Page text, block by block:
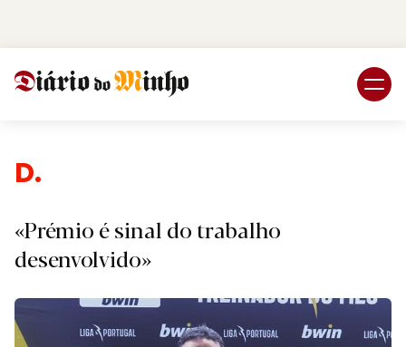
Despo
«Prémio é sinal do trabalho
desenvolvido»